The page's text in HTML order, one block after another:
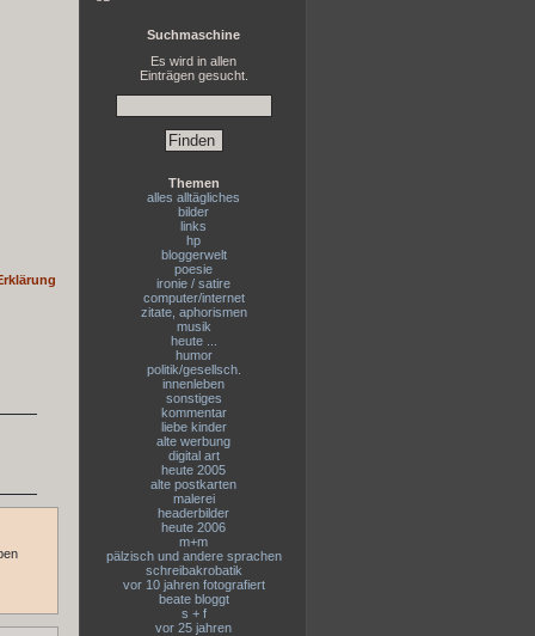
Suchmaschine
Es wird in allen
Einträgen gesucht.
Themen
alles alltägliches
bilder
links
hp
bloggerwelt
poesie
ironie / satire
computer/internet
zitate, aphorismen
musik
heute ...
humor
politik/gesellsch.
innenleben
sonstiges
kommentar
liebe kinder
alte werbung
digital art
heute 2005
alte postkarten
malerei
headerbilder
heute 2006
m+m
pälzisch und andere sprachen
schreibakrobatik
vor 10 jahren fotografiert
beate bloggt
s + f
vor 25 jahren